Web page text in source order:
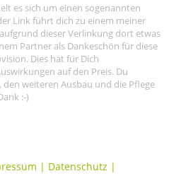
es sich um einen sogenannten
Link führt dich zu einem meiner
dieser Verlinkung dort etwas
Partner als Dankeschön für diese
Dies hat für Dich
auf den Preis. Du
weiteren Ausbau und die Pflege
:-)
| Datenschutz |